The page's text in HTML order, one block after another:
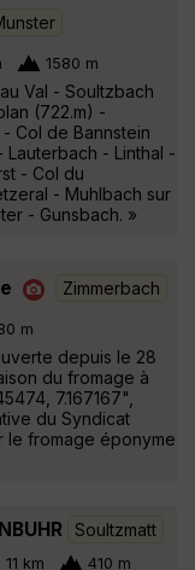
1580 m
Val - Soultzbach
(722.m) -
Col de Bannstein
- Linthal -
- Col du
- Muhlbach sur
- Gunsbach. »
Zimmerbach
m
depuis le 28
du fromage à
7.167167",
du Syndicat
le fromage éponyme
Soultzmatt
11 km 410 m